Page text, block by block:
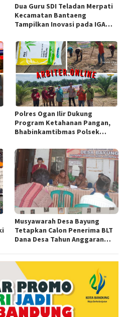
Dua Guru SDI Teladan Merpati
Kecamatan Bantaeng
Tampilkan Inovasi pada IGA
Sulawesi
Polres Ogan Ilir Dukung
Program Ketahanan Pangan,
Bhabinkamtibmas Polsek
Jagung Pipil di Desa Sungai
Rambutan
Musyawarah Desa Bayung
Tetapkan Calon Penerima BLT
Dana Desa Tahun Anggaran